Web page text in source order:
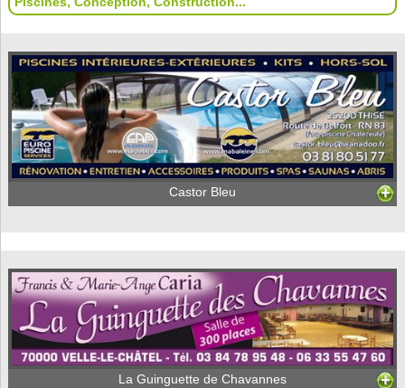
Castor Bleu
La Guinguette de Chavannes